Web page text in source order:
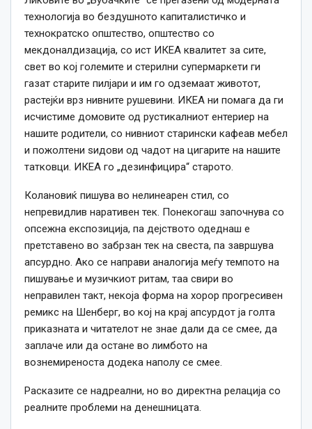
технологија во бездушното капиталистичко и
технократско општество, општество со
мекдоналдизација, со ист ИКЕА квалитет за сите,
свет во кој големите и стерилни супермаркети ги
газат старите пилјари и им го одземаат животот,
растејќи врз нивните рушевини. ИКЕА ни помага да ги
исчистиме домовите од рустикалниот ентериер на
нашите родители, со нивниот старински кафеав мебел
и пожолтени ѕидови од чадот на цигарите на нашите
татковци. ИКЕА го „дезинфицира“ старото.
Колановиќ пишува во нелинеарен стил, со
непревидлив наративен тек. Понекогаш започнува со
опсежна експозиција, па дејството одеднаш е
претставено во забрзан тек на свеста, па завршува
апсурдно. Ако се направи аналогија меѓу темпото на
пишување и музичкиот ритам, таа свири во
неправилен такт, некоја форма на хорор прогресивен
ремикс на Шенберг, во кој на крај апсурдот ја голта
приказната и читателот не знае дали да се смее, да
заплаче или да остане во лимбото на
вознемиреноста додека наполу се смее.
Расказите се надреални, но во директна релација со
реалните проблеми на денешницата.